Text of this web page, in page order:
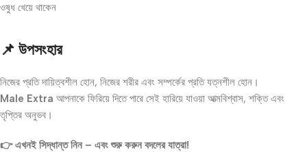
ওষুধ খেয়ে থাকেন
📌 উপসংহার
নিজের প্রতি দায়িত্বশীল হোন, নিজের শরীর এবং সম্পর্কের প্রতি যত্নশীল হোন।
Male Extra আপনাকে ফিরিয়ে দিতে পারে সেই হারিয়ে যাওয়া আত্মবিশ্বাস, শক্তি এবং
তৃপ্তির অনুভব।
👉 এখনই সিদ্ধান্ত নিন – এবং শুরু করুন বদলের যাত্রা!